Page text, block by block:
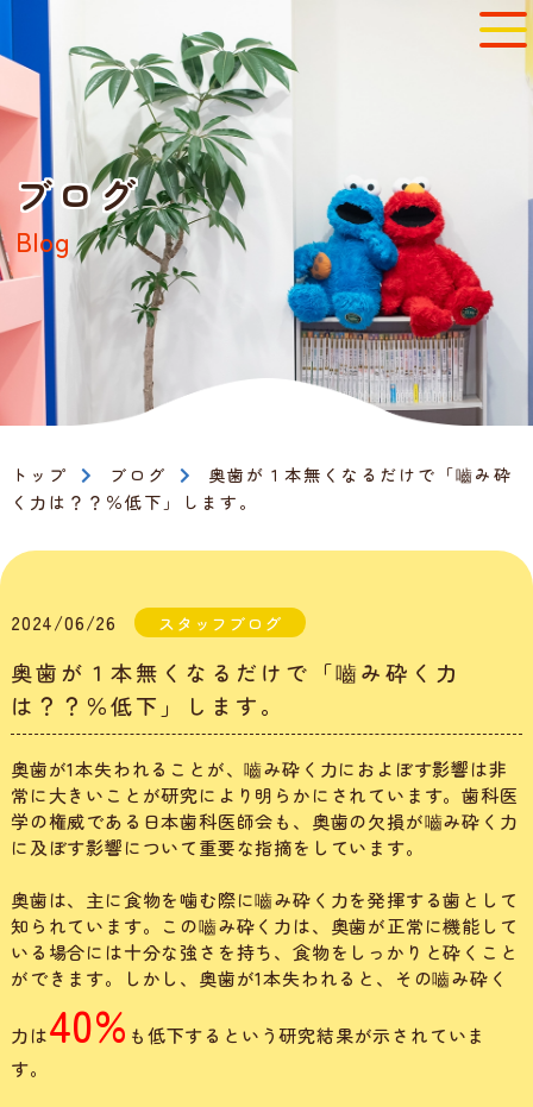
ブログ
Blog
トップ ブログ
奥歯が１本無くなるだけで「嚙み砕
く力は？？％低下」します。
2024/06/26 スタッフブログ
奥歯が１本無くなるだけで「嚙み砕く力
は？？％低下」します。
奥歯が1本失われることが、嚙み砕く力におよぼす影響は非
常に大きいことが研究により明らかにされています。歯科医
学の権威である日本歯科医師会も、奥歯の欠損が嚙み砕く力
に及ぼす影響について重要な指摘をしています。
奥歯は、主に食物を噛む際に嚙み砕く力を発揮する歯として
知られています。この嚙み砕く力は、奥歯が正常に機能して
いる場合には十分な強さを持ち、食物をしっかりと砕くこと
ができます。しかし、奥歯が1本失われると、その嚙み砕く
力は40% も低下するという研究結果が示されていま
す。